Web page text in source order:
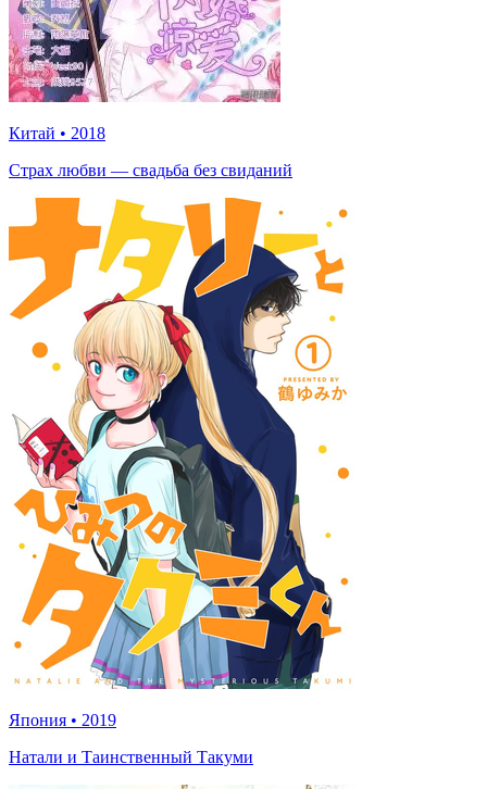
Китай • 2018
Страх любви — свадьба без свиданий
Япония • 2019
Натали и Таинственный Такуми